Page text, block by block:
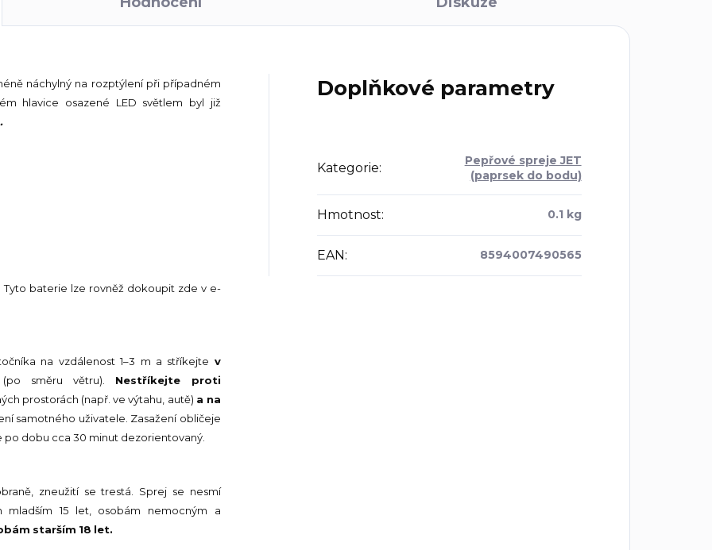
náchylný na rozptýlení při případném
hlavice osazené LED světlem byl již
.
Tyto baterie lze rovněž dokoupit zde v e-
na vzdálenost 1–3 m a stříkejte v
(po směru větru).
Nestříkejte proti
prostorách (např. ve výtahu, autě) a na
samotného uživatele. Zasažení obličeje
po dobu cca 30 minut dezorientovaný.
zneužití se trestá. Sprej se nesmí
15 let, osobám nemocným a
starším 18 let.
Doplňkové parametry
Kategorie:
Pepřové spreje JET
(paprsek do bodu)
Hmotnost: 0.1 kg
EAN : 8594007490565